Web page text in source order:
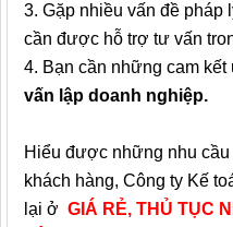
3. Gặp nhiều vấn đề pháp
cần được hỗ trợ tư vấn
4. Bạn cần những cam kết
vấn lập doanh nghiệp.
Hiểu được những nhu
khách hàng, Công ty Kế
lại ở GIÁ RẺ, THỦ TỤC